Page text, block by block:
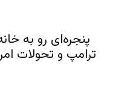
پنجره‌ای رو به
ترامپ و تحولات امروز ایران |